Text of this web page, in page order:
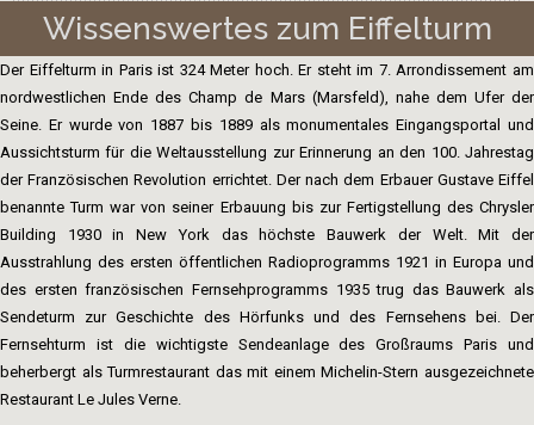
Wissenswertes zum Eiffelturm
Der Eiffelturm in Paris ist 324 Meter hoch. Er steht im 7. Arrondissement am
nordwestlichen Ende des Champ de Mars (Marsfeld), nahe dem Ufer der
Seine. Er wurde von 1887 bis 1889 als monumentales Eingangsportal und
Aussichtsturm für die Weltausstellung zur Erinnerung an den 100. Jahrestag
der Französischen Revolution errichtet. Der nach dem Erbauer Gustave Eiffel
benannte Turm war von seiner Erbauung bis zur Fertigstellung des Chrysler
Building 1930 in New York das höchste Bauwerk der Welt. Mit der
Ausstrahlung des ersten öffentlichen Radioprogramms 1921 in Europa und
des ersten französischen Fernsehprogramms 1935 trug das Bauwerk als
Sendeturm zur Geschichte des Hörfunks und des Fernsehens bei. Der
Fernsehturm ist die wichtigste Sendeanlage des Großraums Paris und
beherbergt als Turmrestaurant das mit einem Michelin-Stern ausgezeichnete
Restaurant Le Jules Verne.